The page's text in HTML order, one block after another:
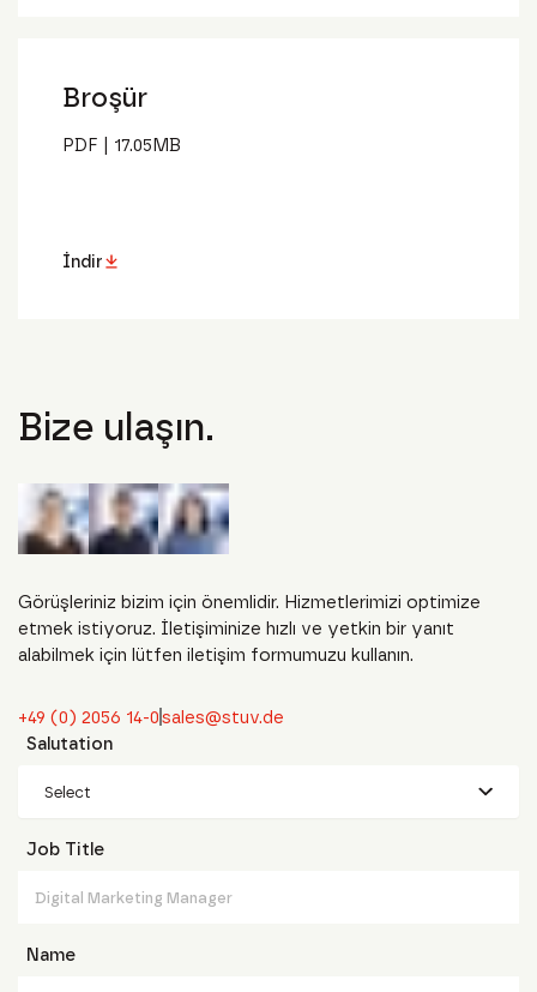
Broşür
PDF 17.05MB
İndir
Bize ulaşın.
Görüşleriniz bizim için önemlidir. Hizmetlerimizi optimize
etmek istiyoruz. İletişiminize hızlı ve yetkin bir yanıt
alabilmek için lütfen iletişim formumuzu kullanın.
+49 (0) 2056 14-0sales@stuv.de
Salutation
Select
Job Title
Name